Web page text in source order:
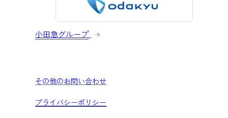
小田急グループ
その他のお問い合わせ
プライバシーポリシー